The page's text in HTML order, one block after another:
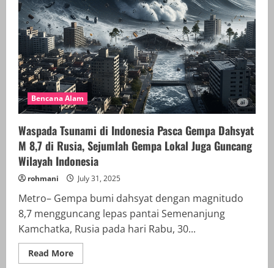
Bencana Alam
Waspada Tsunami di Indonesia Pasca Gempa Dahsyat
M 8,7 di Rusia, Sejumlah Gempa Lokal Juga Guncang
Wilayah Indonesia
rohmani July 31, 2025
Metro– Gempa bumi dahsyat dengan magnitudo
8,7 mengguncang lepas pantai Semenanjung
Kamchatka, Rusia pada hari Rabu, 30...
Read MoreRead
more